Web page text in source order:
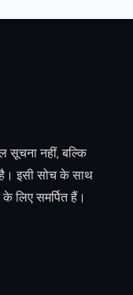
सूचना नहीं, बल्कि
इसी सोच के साथ
लिए समर्पित हैं।